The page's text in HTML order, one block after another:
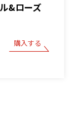
&ローズ
購入する